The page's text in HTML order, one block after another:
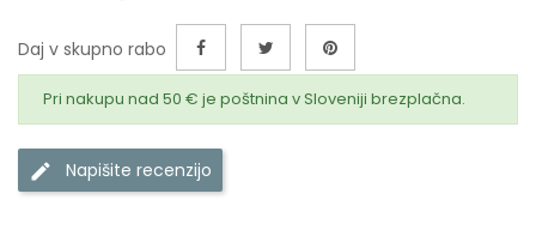
Daj v skupno rabo
Pri nakupu nad 50 € je poštnina v Sloveniji brezplačna.
Napišite recenzijo